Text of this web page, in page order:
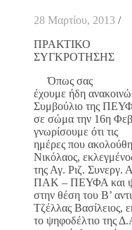
28 Μαρτίου, 2013 /
ΠΡΑΚΤΙΚΟ
ΣΥΓΚΡΟΤΗΣΗΣ
Όπως σας
έχουμε ήδη
Συμβούλιο της
σε σώμα την 16η
γνωρίσουμε ότι τις
ημέρες που
Νικόλαος,
της Αγ. Ριζ. Συνεργ.
ΠΑΚ – ΠΕΥΦΑ και
στην θέση του Β’
Τζέλλας Βασίλειος,
το ψηφοδέλτιο της